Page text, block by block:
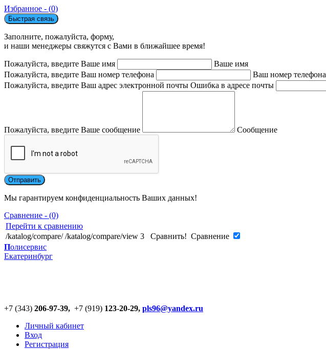
Избранное - (0)
Быстрая связь
Заполните, пожалуйста, форму,
и наши менеджеры свяжутся с Вами в ближайшее время!
Пожалуйста, введите Ваше имя
Ваше имя
Пожалуйста, введите Ваш номер телефона
Ваш номер телефона
Пожалуйста, введите Ваш адрес электронной почты Ошибка в адресе почты
Пожалуйста, введите Ваше сообщение Сообщение
Мы гарантируем конфиденциальность Ваших данных!
Сравнение - (0)
Перейти к сравнению
/katalog/compare/ /katalog/compare/view 3 Сравнить! Cравнение
Полисервис
Екатеринбург
+7 (343) 206-97-39, +7 (919) 123-20-29, pls96@yandex.ru
Личный кабинет
Вход
Регистрация